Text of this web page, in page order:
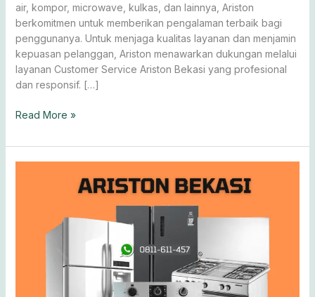
air, kompor, microwave, kulkas, dan lainnya, Ariston
berkomitmen untuk memberikan pengalaman terbaik bagi
penggunanya. Untuk menjaga kualitas layanan dan menjamin
kepuasan pelanggan, Ariston menawarkan dukungan melalui
layanan Customer Service Ariston Bekasi yang profesional
dan responsif. […]
Read More »
Layanan